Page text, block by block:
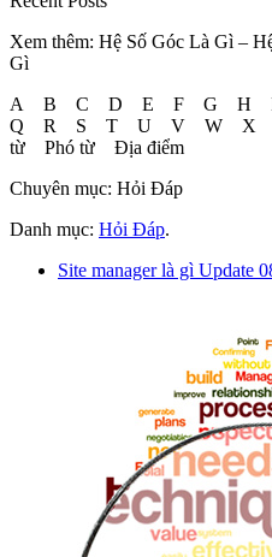
Xem thêm: Hệ Số Góc Là Gì –
Gì
A B C D E F G
Q R S T U V W X Y
từ Phó từ Địa điểm
Chuyên mục: Hỏi Đáp
Danh mục: Hỏi Đáp.
Site manager là gì Update